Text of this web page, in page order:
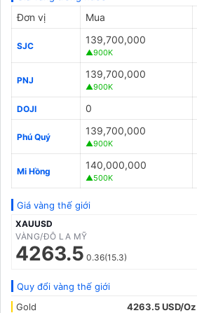
Đơn vị Mua
SJC
139,700,000
▲900K
PNJ
139,700,000
▲900K
DOJI 0
Phú Quý
139,700,000
▲900K
Mi Hồng
140,000,000
▲500K
Giá vàng thế giới
XAUUSD
VÀNG/ĐÔ LA MỸ
4263.5 0.36(15.3)
Quy đổi vàng thế giới
Gold
4263.5 USD/Oz